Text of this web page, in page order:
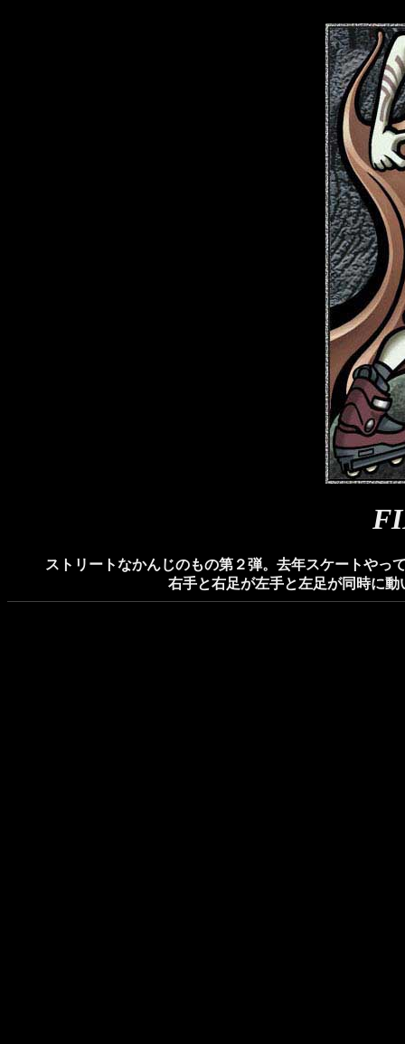
ストリートなかんじのもの第２弾。去年スケートやっ
右手と右足が左手と左足が同時に動